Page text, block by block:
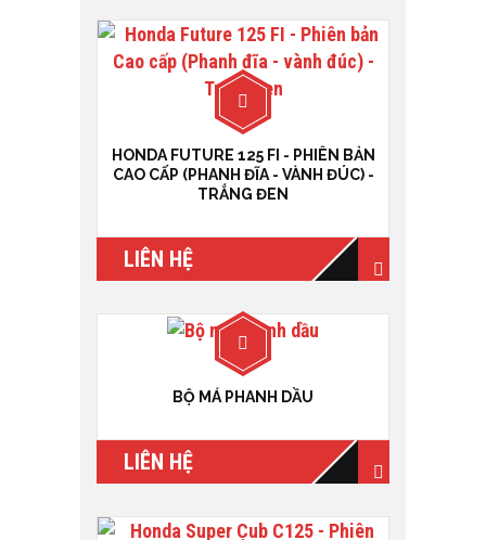
HONDA FUTURE 125 FI - PHIÊN BẢN
CAO CẤP (PHANH ĐĨA - VÀNH ĐÚC) -
TRẮNG ĐEN
LIÊN HỆ
BỘ MÁ PHANH DẦU
LIÊN HỆ